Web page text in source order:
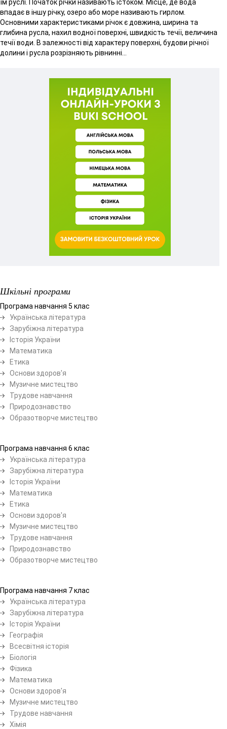
їм руслі. Початок річки називають істоком. Місце, де вода
впадає в іншу річку, озеро або море називають гирлом.
Основними характеристиками річок є довжина, ширина та
глибина русла, нахил водної поверхні, швидкість течії, величина
течії води. В залежності від характеру поверхні, будови річної
долини і русла розрізняють рівнинні...
Шкільні програми
Програма навчання 5 клас
Українська література
Зарубіжна література
Історія України
Математика
Етика
Основи здоров'я
Музичне мистецтво
Трудове навчання
Природознавство
Образотворче мистецтво
Програма навчання 6 клас
Українська література
Зарубіжна література
Історія України
Математика
Етика
Основи здоров'я
Музичне мистецтво
Трудове навчання
Природознавство
Образотворче мистецтво
Програма навчання 7 клас
Українська література
Зарубіжна література
Історія України
Географія
Всесвітня історія
Біологія
Фізика
Математика
Основи здоров'я
Музичне мистецтво
Трудове навчання
Хімія